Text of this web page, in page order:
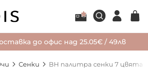
до офис над 25.05€ / 49лв
Сенки BH палитра сенки 7 цвята